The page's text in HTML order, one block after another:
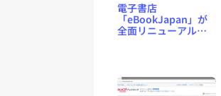
電子書店
「eBookJapan」が
全面リニューアル、